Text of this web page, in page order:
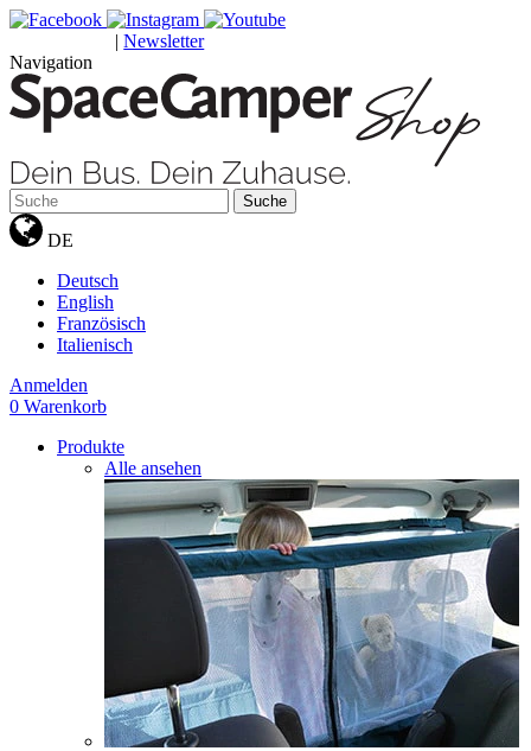
| Newsletter
Navigation
Suche
DE
Deutsch
English
Französisch
Italienisch
Anmelden
0 Warenkorb
Produkte
Alle ansehen